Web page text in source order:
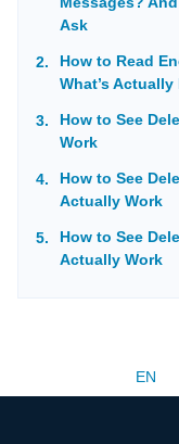
Ask
How to Read
What’s
How to See
Work
How to See
Actually Work
How to See
Actually Work
EN